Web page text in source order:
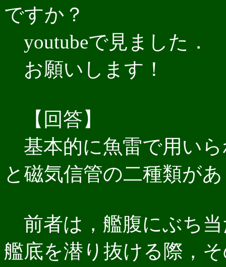
ですか？
youtubeで見ました．
お願いします！
【回答】
基本的に魚雷で用い
と磁気信管の二種類が
前者は，艦腹にぶち
艦底を潜り抜ける際，